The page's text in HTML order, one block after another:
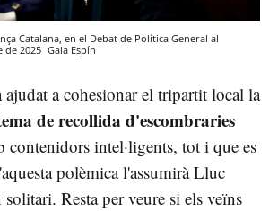
Catalana, en el Debat de Política General al
de 2025 Gala Espín
ajudat a cohesionar el tripartit local la
de recollida d'escombraries
contenidors intel·ligents, tot i que es
polèmica l'assumirà Lluc
solitari. Resta per veure si els veïns